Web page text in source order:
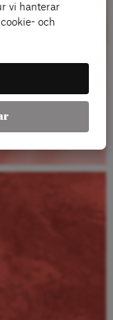
vi hanterar
och